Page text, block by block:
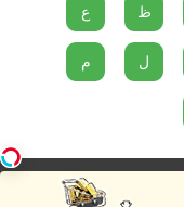
ظ ع
ل م
موسیقی و گربه ها...